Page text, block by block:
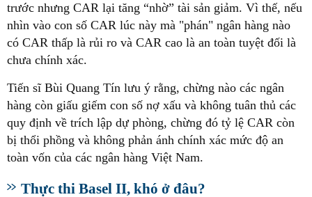
trước nhưng CAR lại tăng “nhờ” tài sản giảm. Vì thế, nếu
nhìn vào con số CAR lúc này mà "phán" ngân hàng nào
có CAR thấp là rủi ro và CAR cao là an toàn tuyệt đối là
chưa chính xác.
Tiến sĩ Bùi Quang Tín lưu ý rằng, chừng nào các ngân
hàng còn giấu giếm con số nợ xấu và không tuân thủ các
quy định về trích lập dự phòng, chừng đó tỷ lệ CAR còn
bị thổi phồng và không phản ánh chính xác mức độ an
toàn vốn của các ngân hàng Việt Nam.
Thực thi Basel II, khó ở đâu?